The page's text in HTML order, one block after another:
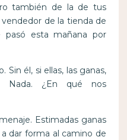
también de la de tus
de la tienda de
esta mañana por
Sin él, si ellas, las ganas,
Nada. ¿En qué nos
Estimadas ganas
dar forma al camino de